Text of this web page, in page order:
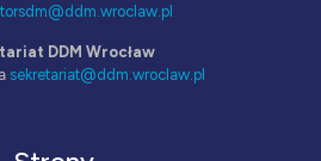
DDM Wrocław
sekretariat@ddm.wroclaw.pl